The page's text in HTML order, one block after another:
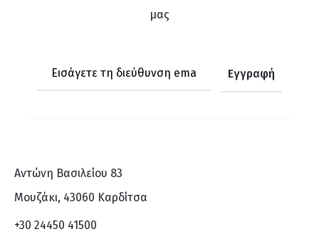
μας
Αντώνη Βασιλείου 83
Μουζάκι, 43060 Καρδίτσα
+30 24450 41500